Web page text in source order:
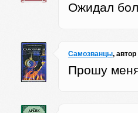
Ожидал
Самозванцы, автор
Прошу